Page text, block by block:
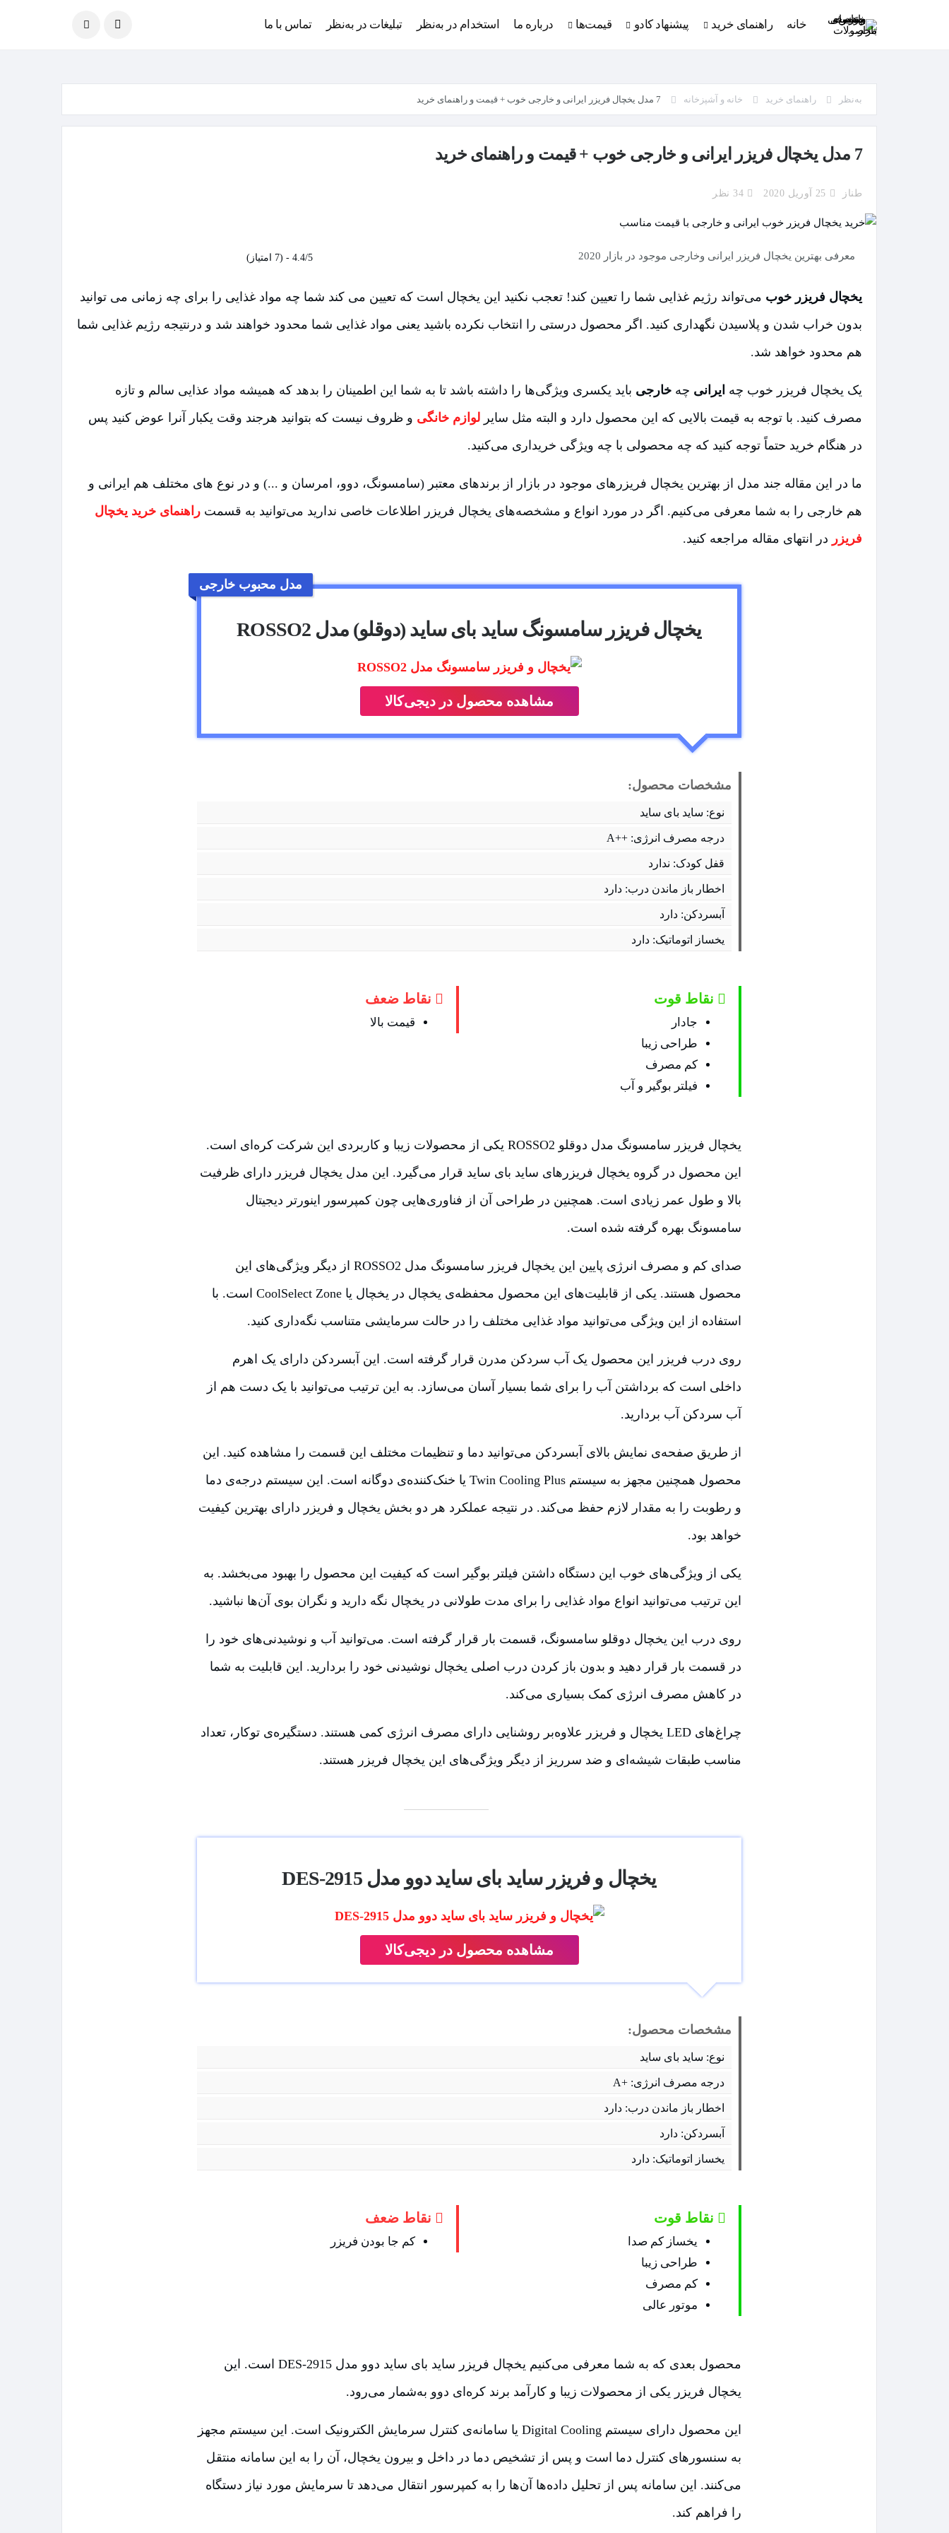
خانه راهنمای خرید پیشنهاد کادو قیمت‌ها درباره ما استخدام در به‌نظر تبلیغات در به‌نظر تماس با ما
به‌نظر راهنمای خرید خانه و آشپزخانه 7 مدل یخچال فریزر ایرانی و خارجی خوب + قیمت و راهنمای خرید
7 مدل یخچال فریزر ایرانی و خارجی خوب + قیمت و راهنمای خرید
طناز 25 آوریل 2020 34 نظر
4.4/5 - (7 امتیاز) معرفی بهترین یخچال فریزر ایرانی وخارجی موجود در بازار 2020
یخچال فریزر خوب می‌تواند رژیم غذایی شما را تعیین کند! تعجب نکنید این یخچال است که تعیین می کند شما چه مواد غذایی را برای چه زمانی می توانید
بدون خراب شدن و پلاسیدن نگهداری کنید. اگر محصول درستی را انتخاب نکرده باشید یعنی مواد غذایی شما محدود خواهند شد و درنتیجه رژیم غذایی شما
هم محدود خواهد شد.
یک یخچال فریزر خوب چه ایرانی چه خارجی باید یکسری ویژگی‌ها را داشته باشد تا به شما این اطمینان را بدهد که همیشه مواد عذایی سالم و تازه
مصرف کنید. با توجه به قیمت بالایی که این محصول دارد و البته مثل سایر لوازم خانگی و ظروف نیست که بتوانید هرجند وقت یکبار آنرا عوض کنید پس
در هنگام خرید حتماً توجه کنید که چه محصولی با چه ویژگی خریداری می‌کنید.
ما در این مقاله جند مدل از بهترین یخچال فریزرهای موجود در بازار از برندهای معتبر (سامسونگ، دوو، امرسان و ...) و در نوع های مختلف هم ایرانی و
هم خارجی را به شما معرفی می‌کنیم. اگر در مورد انواع و مشخصه‌های یخچال فریزر اطلاعات خاصی ندارید می‌توانید به قسمت راهنمای خرید یخچال
فریزر در انتهای مقاله مراجعه کنید.
مدل محبوب خارجی
یخچال فریزر سامسونگ ساید بای ساید (دوقلو) مدل ROSSO2
مشاهده محصول در دیجی‌کالا
مشخصات محصول:
نوع: ساید بای ساید
درجه مصرف انرژی: ++A
قفل کودک: ندارد
اخطار باز ماندن درب: دارد
آبسردکن: دارد
یخساز اتوماتیک: دارد
نقاط قوت
جادار
طراحی زیبا
کم مصرف
فیلتر بوگیر و آب
نقاط ضعف
قیمت بالا
یخچال فریزر سامسونگ مدل دوقلو ROSSO2 یکی از محصولات زیبا و کاربردی این شرکت کره‌ای است.
این محصول در گروه یخچال فریزرهای ساید بای ساید قرار می‌گیرد. این مدل یخچال فریزر دارای ظرفیت
بالا و طول عمر زیادی است. همچنین در طراحی آن از فناوری‌هایی چون کمپرسور اینورتر دیجیتال
سامسونگ بهره گرفته شده است.
صدای کم و مصرف انرژی پایین این یخچال فریزر سامسونگ مدل ROSSO2 از دیگر ویژگی‌های این
محصول هستند. یکی از قابلیت‌های این محصول محفظه‌ی یخچال در یخچال یا CoolSelect Zone است. با
استفاده از این ویژگی‌ می‌توانید مواد غذایی مختلف را در حالت سرمایشی متناسب نگه‌داری کنید.
روی درب فریزر این محصول یک آب سردکن مدرن قرار گرفته است. این آبسردکن دارای یک اهرم
داخلی است که برداشتن آب را برای شما بسیار آسان می‌سازد. به این ترتیب می‌توانید با یک دست هم از
آب سردکن آب بردارید.
از طریق صفحه‌ی نمایش بالای آبسردکن می‌توانید دما و تنظیمات مختلف این قسمت را مشاهده کنید. این
محصول همچنین مجهز به سیستم Twin Cooling Plus یا خنک‌کننده‌ی دوگانه است. این سیستم درجه‌ی دما
و رطوبت را به مقدار لازم حفظ می‌کند. در نتیجه عملکرد هر دو بخش یخچال و فریزر دارای بهترین کیفیت
خواهد بود.
یکی از ویژگی‌های خوب این دستگاه داشتن فیلتر بوگیر است که کیفیت این محصول را بهبود می‌بخشد. به
این ترتیب می‌توانید انواع مواد غذایی را برای مدت طولانی در یخچال نگه دارید و نگران بوی آن‌ها نباشید.
روی درب این یخچال دوقلو سامسونگ، قسمت بار قرار گرفته است. می‌توانید آب و نوشیدنی‌های خود را
در قسمت بار قرار دهید و بدون باز کردن درب اصلی یخچال نوشیدنی خود را بردارید. این قابلیت به شما
در کاهش مصرف انرژی کمک بسیاری می‌کند.
چراغ‌های LED یخچال و فریزر علاوه‌بر روشنایی دارای مصرف انرژی کمی هستند. دستگیره‌ی توکار، تعداد
مناسب طبقات شیشه‌ای و ضد سرریز از دیگر ویژگی‌های این یخچال فریزر هستند.
یخچال و فریزر ساید بای ساید دوو مدل DES-2915
مشاهده محصول در دیجی‌کالا
مشخصات محصول:
نوع: ساید بای ساید
درجه مصرف انرژی: +A
اخطار باز ماندن درب: دارد
آبسردکن: دارد
یخساز اتوماتیک: دارد
نقاط قوت
یخساز کم صدا
طراحی زیبا
کم مصرف
موتور عالی
نقاط ضعف
کم جا بودن فریزر
محصول بعدی که به شما معرفی می‌کنیم یخچال فریزر ساید بای ساید دوو مدل DES-2915 است. این
یخچال فریزر یکی از محصولات زیبا و کارآمد برند کره‌ای دوو به‌شمار می‌رود.
این محصول دارای سیستم Digital Cooling یا سامانه‌ی کنترل سرمایش الکترونیک است. این سیستم مجهز
به سنسورهای کنترل دما است و پس از تشخیص دما در داخل و بیرون یخچال، آن را به این سامانه منتقل
می‌کنند. این سامانه پس از تحلیل داده‌ها آن‌ها را به کمپرسور انتقال می‌دهد تا سرمایش مورد نیاز دستگاه
را فراهم کند.